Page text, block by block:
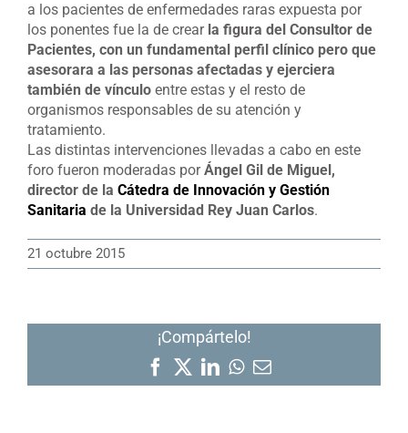
a los pacientes de enfermedades raras expuesta por
los ponentes fue la de crear la figura del Consultor de
Pacientes, con un fundamental perfil clínico pero que
asesorara a las personas afectadas y ejerciera
también de vínculo entre estas y el resto de
organismos responsables de su atención y
tratamiento.
Las distintas intervenciones llevadas a cabo en este
foro fueron moderadas porÁngel Gil de Miguel,
director de la Cátedra de Innovación y Gestión
Sanitaria de la Universidad Rey Juan Carlos.
21 octubre 2015
¡Compártelo!
Facebook
X LinkedIn
WhatsApp
Correo
electrónico